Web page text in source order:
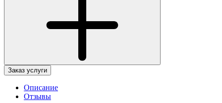
Заказ услуги
Описание
Отзывы